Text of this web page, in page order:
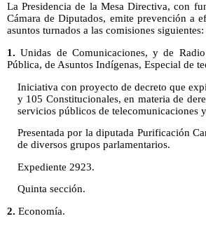
La Presidencia de la Mesa Directiva, con
Cámara de Diputados, emite prevención a
asuntos turnados a las comisiones siguientes:
1. Unidas de Comunicaciones, y de
Pública, de Asuntos Indígenas, Especial de
Iniciativa con proyecto de decreto que
y 105 Constitucionales, en materia de
servicios públicos de telecomunicaciones
Presentada por la diputada Purificación
de diversos grupos parlamentarios.
Expediente 2923.
Quinta sección.
2. Economía.